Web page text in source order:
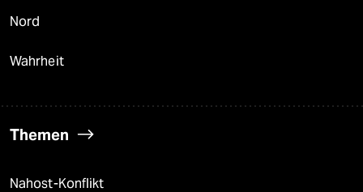
Nord
Wahrheit
Themen
Nahost-Konflikt